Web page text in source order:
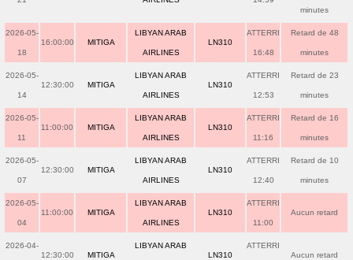
minutes
2026-05-
18
16:00:00 MITIGA
LIBYAN ARAB
AIRLINES
LN310
ATTERRI
16:48
Retard de 48
minutes
2026-05-
14
12:30:00 MITIGA
LIBYAN ARAB
AIRLINES
LN310
ATTERRI
12:53
Retard de 23
minutes
2026-05-
11
11:00:00 MITIGA
LIBYAN ARAB
AIRLINES
LN310
ATTERRI
11:16
Retard de 16
minutes
2026-05-
07
12:30:00 MITIGA
LIBYAN ARAB
AIRLINES
LN310
ATTERRI
12:40
Retard de 10
minutes
2026-05-
04
11:00:00 MITIGA
LIBYAN ARAB
AIRLINES
LN310
ATTERRI
11:00
Aucun retard
2026-04-
12:30:00 MITIGA
LIBYAN ARAB
LN310
ATTERRI
Aucun retard